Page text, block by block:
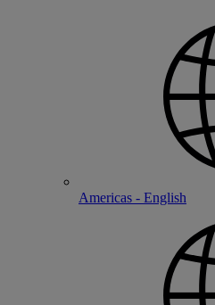
Americas - English